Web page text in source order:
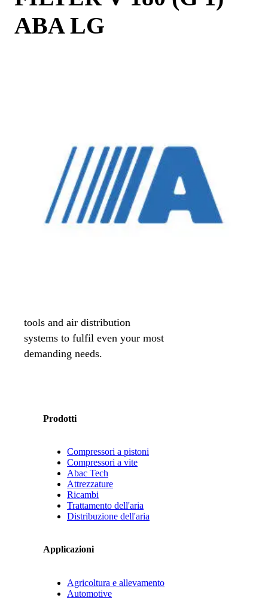
ABA LG
Request more info
COMPRESSED AIR
tools and air distribution
systems to fulfil even your most
demanding needs.
Prodotti
Compressori a pistoni
Compressori a vite
Abac Tech
Attrezzature
Ricambi
Trattamento dell'aria
Distribuzione dell'aria
Applicazioni
Agricoltura e allevamento
Automotive